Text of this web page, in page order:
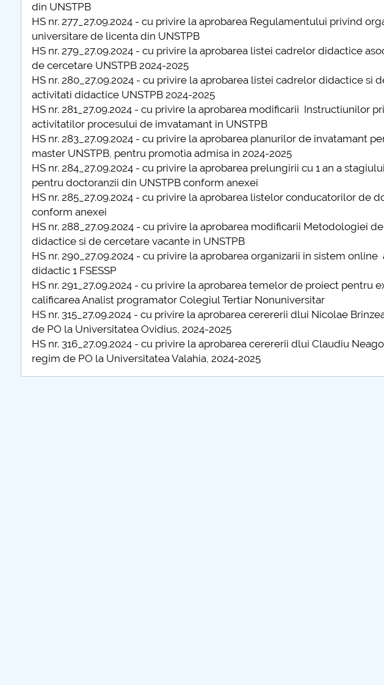
Hotărâri Senat din 12 noiembrie 2024 Hotărâri Senat din 28 noiembrie
Hotărâri Senat din 30 mai 2024 Hotărâri Senat din 15 ianuarie 2024
Hotărâri Senat din 9 februarie 2024 Hotărâri Senat din 27 februarie
Hotărâri Senat din 18 martie 2024 Hotărâri Senat din 22 martie 2024
Hotărâri Senat din 12 aprilie 2024 Hotărâri Senat din 25 aprilie 2024
din UNSTPB
HS nr. 277_27.09.2024 - cu privire la aprobarea Regulamentului privind
universitare de licenta din UNSTPB
HS nr. 279_27.09.2024 - cu privire la aprobarea listei cadrelor didactice
de cercetare UNSTPB 2024-2025
HS nr. 280_27.09.2024 - cu privire la aprobarea listei cadrelor didactice si
activitati didactice UNSTPB 2024-2025
HS nr. 281_27.09.2024 - cu privire la aprobarea modificarii Instructiunilor
activitatilor procesului de imvatamant in UNSTPB
HS nr. 283_27.09.2024 - cu privire la aprobarea planurilor de invatamant
master UNSTPB, pentru promotia admisa in 2024-2025
HS nr. 284_27.09.2024 - cu privire la aprobarea prelungirii cu 1 an a
pentru doctoranzii din UNSTPB conform anexei
HS nr. 285_27.09.2024 - cu privire la aprobarea listelor conducatorilor de
conform anexei
HS nr. 288_27.09.2024 - cu privire la aprobarea modificarii Metodologiei
didactice si de cercetare vacante in UNSTPB
HS nr. 290_27.09.2024 - cu privire la aprobarea organizarii in sistem
didactic 1 FSESSP
HS nr. 291_27.09.2024 - cu privire la aprobarea temelor de proiect
calificarea Analist programator Colegiul Tertiar Nonuniversitar
HS nr. 315_27.09.2024 - cu privire la aprobarea cerererii dlui Nicolae
de PO la Universitatea Ovidius, 2024-2025
HS nr. 316_27.09.2024 - cu privire la aprobarea cerererii dlui Claudiu
regim de PO la Universitatea Valahia, 2024-2025
COMUNICAT DE PRESA
PRIMSTUD 26.03.2026
COMUNICAT Eveniment de
informare și promovare a
ofertei educaționale
universitare la Colegiul
Teoretic „Ion Cantacuzino”
Piteşti 26.03.2026
COMUNICAT Eveniment de
informare �...
mai multe informatii...
INFORMATII ACTE